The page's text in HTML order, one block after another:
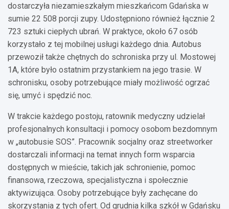
dostarczyła niezamieszkałym mieszkańcom Gdańska w
sumie 22 508 porcji zupy. Udostępniono również łącznie 2
723 sztuki ciepłych ubrań. W praktyce, około 67 osób
korzystało z tej mobilnej usługi każdego dnia. Autobus
przewoził także chętnych do schroniska przy ul. Mostowej
1A, które było ostatnim przystankiem na jego trasie. W
schronisku, osoby potrzebujące miały możliwość ogrzać
się, umyć i spędzić noc.
W trakcie każdego postoju, ratownik medyczny udzielał
profesjonalnych konsultacji i pomocy osobom bezdomnym
w „autobusie SOS”. Pracownik socjalny oraz streetworker
dostarczali informacji na temat innych form wsparcia
dostępnych w mieście, takich jak schronienie, pomoc
finansowa, rzeczowa, specjalistyczna i społecznie
aktywizująca. Osoby potrzebujące były zachęcane do
skorzystania z tych ofert. Od grudnia kilka szkół w Gdańsku